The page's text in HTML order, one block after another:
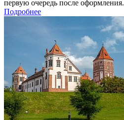
первую очередь после оформления.
Подробнее